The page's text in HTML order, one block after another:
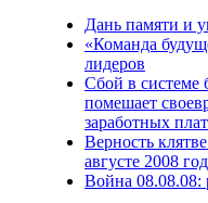
2012 г(15)
(15)№98 1
августа 2016 г
№98 8 августа 2013 г
августа
2017 г(9)
Дань памяти и
«Команда
лидеров
Сбой в системе
помешает
заработных плат
Верность
августе 2008
Война 08.08.08: